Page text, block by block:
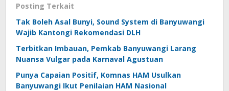
Posting Terkait
Tak Boleh Asal Bunyi, Sound System di Banyuwangi
Wajib Kantongi Rekomendasi DLH
Terbitkan Imbauan, Pemkab Banyuwangi Larang
Nuansa Vulgar pada Karnaval Agustuan
Punya Capaian Positif, Komnas HAM Usulkan
Banyuwangi Ikut Penilaian HAM Nasional